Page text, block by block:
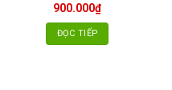
900.000₫
ĐỌC TIẾP